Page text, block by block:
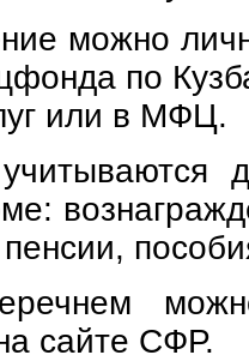
можно
по
или в МФЦ.
пенсии,
сайте СФР.